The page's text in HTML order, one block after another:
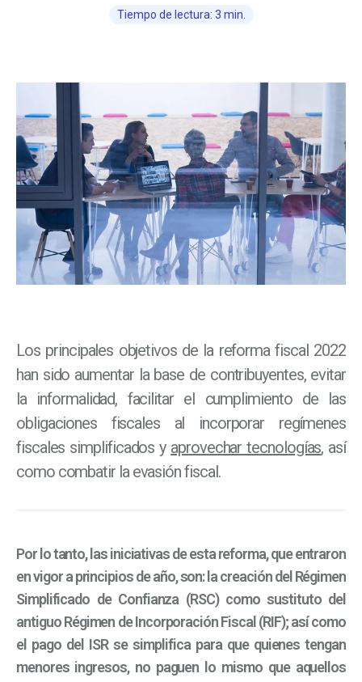
Tiempo de lectura: 3 min.
Los principales objetivos de la reforma fiscal 2022
han sido aumentar la base de contribuyentes, evitar
la informalidad, facilitar el cumplimiento de las
obligaciones fiscales al incorporar regímenes
fiscales simplificados y aprovechar tecnologías, así
como combatir la evasión fiscal.
Por lo tanto, las iniciativas de esta reforma, que entraron
en vigor a principios de año, son: la creación del Régimen
Simplificado de Confianza (RSC) como sustituto del
antiguo Régimen de Incorporación Fiscal (RIF); así como
el pago del ISR se simplifica para que quienes tengan
menores ingresos, no paguen lo mismo que aquellos